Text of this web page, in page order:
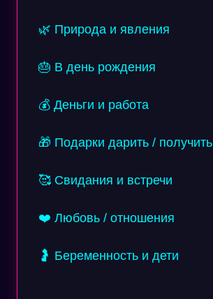
🌿 Природа и явления
🎂 В день рождения
💰 Деньги и работа
🎁 Подарки дарить / получить
🥰 Свидания и встречи
❤️ Любовь / отношения
🤰 Беременность и дети